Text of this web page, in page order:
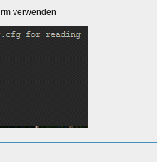
verwenden